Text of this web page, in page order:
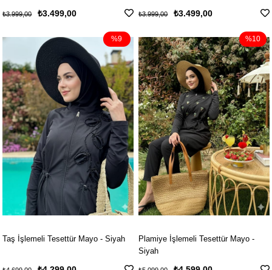
₺3.499,00
₺3.999,00 ₺3.499,00
₺3.999,00
Taş İşlemeli Tesettür Mayo - Siyah
%9
Plamiye İşlemeli Tesettür Mayo -
Siyah
%10